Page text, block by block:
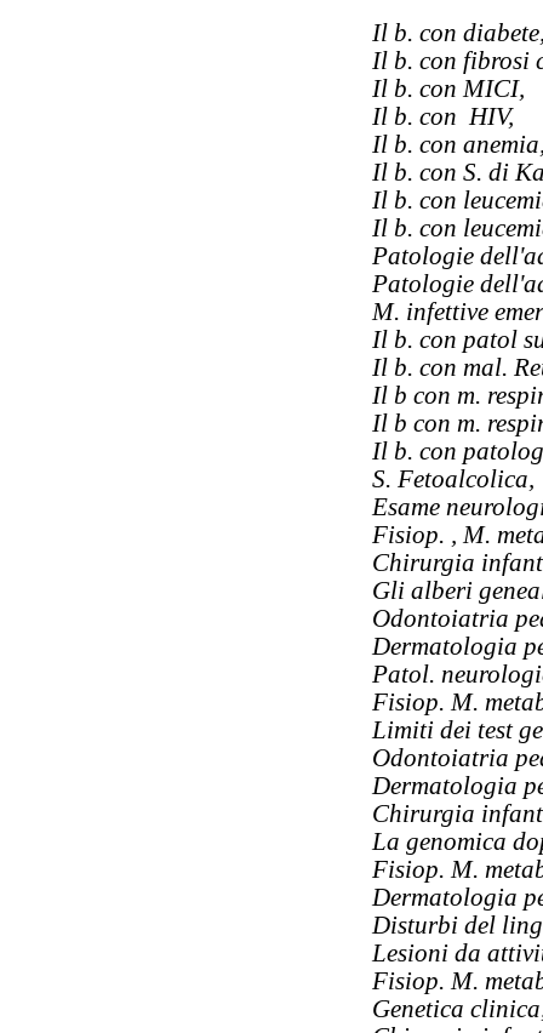
Il b. con
Il b. con fibrosi
Il b. con MICI,
Il b. con HIV,
Il b. con
Il b. con S. di
Il b. con
Il b. con
Patologie
Patologie
M. infettive
Il b. con patol
Il b. con mal.
Il b con m.
Il b con m.
Il b. con
S. Fetoalcolica,
Esame
Fisiop. , M.
Chirurgia
Gli alberi
Odontoiatria
Dermatologia
Patol.
Fisiop. M.
Limiti dei test
Odontoiatria
Dermatologia
Chirurgia
La genomica
Fisiop. M.
Dermatologia
Disturbi del
Lesioni da
Fisiop. M.
Genetica